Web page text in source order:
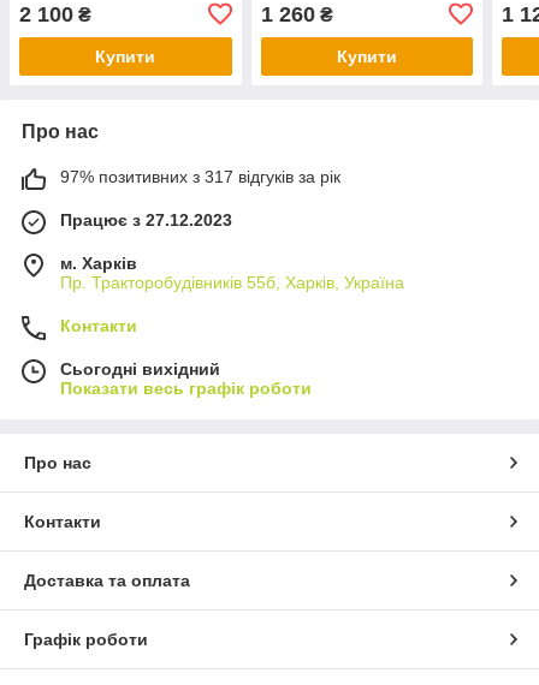
2 100 ₴
Купити
1 260₴
Купити
1
Про нас
97% позитивних з 317 відгуків за рік
Працює з 27.12.2023
м. Харків
Пр. Тракторобудiвникiв 55б, Харків, Україна
Контакти
Сьогодні вихідний
Показати весь графік роботи
Про нас
Контакти
Доставка та оплата
Графік роботи